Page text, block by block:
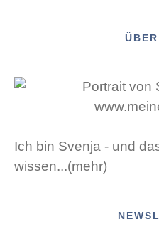
Ich bin Svenja - und
wissen...(mehr)